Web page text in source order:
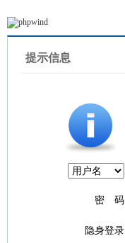
提示信息
密 码
隐身登录